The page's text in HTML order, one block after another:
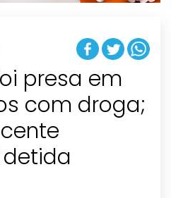
presa em
com droga;